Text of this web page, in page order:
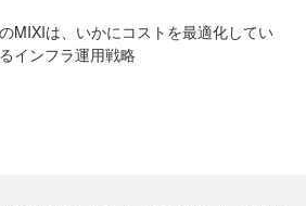
MIXIは、いかにコストを最適化してい
インフラ運用戦略